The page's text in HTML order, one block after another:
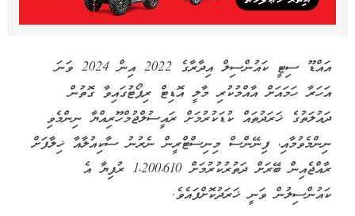
އައްޑޫ ސިޓީ ކައުންސިލް އިދާރާގެ 2022 އިން 2024 ވަނަ
އަހަރާ ހަމައަށް އާއްމުކުރި މާލީ އޮޑިޓް ރިޕޯޓުގައިވާ ގޮތުން
ދައުލަތުގެ ޚަރަދުތައް ކުޑަކުރުމަށް ރައީސުލްޖުމްހޫރިއްޔާ ނިންމެވި
ނިންމެވުމާއި، ފިނޭންސް މިނިސްޓްރީން ނެރުނު ސާކިއުލާއާ ޚިލާފަށް
ރާއްޖެއިން ބޭރަށް ދަތުރުކުރުމަށް 1،200،610 ރުފިޔާ އެ
ކައުންސިލުން ވަނީ ޚަރަދުކޮށްފައެވެ.